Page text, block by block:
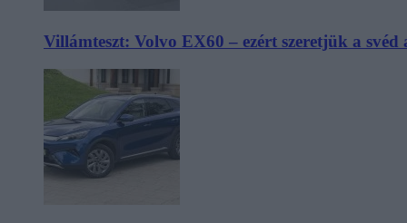
Villámteszt: Volvo EX60 – ezért szeretjük a svéd